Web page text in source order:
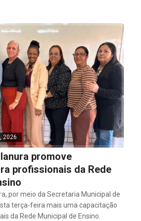
2026
promove
profissionais da Rede
por meio da Secretaria Municipal de
terça-feira mais uma capacitação
da Rede Municipal de Ensino.